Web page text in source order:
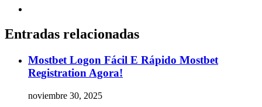
Entradas relacionadas
Mostbet Logon Fácil E Rápido Mostbet
Registration Agora!
noviembre 30, 2025